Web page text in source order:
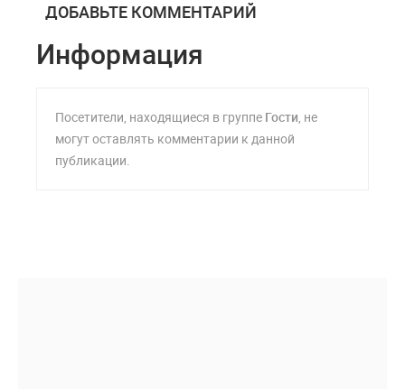
ДОБАВЬТЕ КОММЕНТАРИЙ
Информация
Посетители, находящиеся в группе Гости, не
могут оставлять комментарии к данной
публикации.